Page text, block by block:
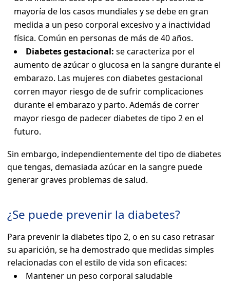
mayoría de los casos mundiales y se debe en gran
medida a un peso corporal excesivo y a inactividad
física. Común en personas de más de 40 años.
Diabetes gestacional: se caracteriza por el
aumento de azúcar o glucosa en la sangre durante el
embarazo. Las mujeres con diabetes gestacional
corren mayor riesgo de de sufrir complicaciones
durante el embarazo y parto. Además de correr
mayor riesgo de padecer diabetes de tipo 2 en el
futuro.
Sin embargo, independientemente del tipo de diabetes
que tengas, demasiada azúcar en la sangre puede
generar graves problemas de salud.
¿Se puede prevenir la diabetes?
Para prevenir la diabetes tipo 2, o en su caso retrasar
su aparición, se ha demostrado que medidas simples
relacionadas con el estilo de vida son eficaces:
Mantener un peso corporal saludable